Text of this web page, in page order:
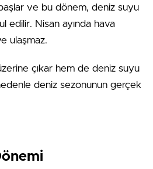
ve bu dönem, deniz suyu
edilir. Nisan ayında hava
ulaşmaz.
üzerine çıkar hem de deniz suyu
deniz sezonunun gerçek